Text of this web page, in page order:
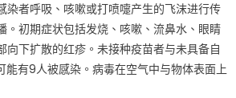
Potential
Measles
Exposure
at
染者呼吸、咳嗽或打喷嚏产生的飞沫进行传
。初期症状包括发烧、咳嗽、流鼻水、眼睛
向下扩散的红疹。未接种疫苗者与未具备自
能有9人被感染。病毒在空气中与物体表面上